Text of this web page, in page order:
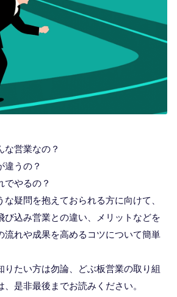
な営業なの？
違うの？
でやるの？
疑問を抱えておられる方に向けて、
び込み営業との違い、メリットなどを
流れや成果を高めるコツについて簡単
りたい方は勿論、どぶ板営業の取り組
是非最後までお読みください。